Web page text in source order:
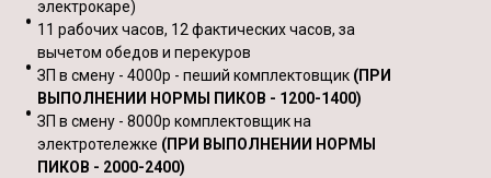
электрокаре)
11 рабочих часов, 12 фактических часов, за
вычетом обедов и перекуров
ЗП в смену - 4000р - пеший комплектовщик (ПРИ
ВЫПОЛНЕНИИ НОРМЫ ПИКОВ - 1200-1400)
ЗП в смену - 8000р комплектовщик на
электротележке (ПРИ ВЫПОЛНЕНИИ НОРМЫ
ПИКОВ - 2000-2400)